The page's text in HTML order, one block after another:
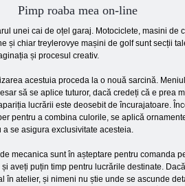
Pimp roaba mea on-line
unei cai de oțel garaj. Motociclete, masini de
și chiar treylerovye mașini de golf sunt secții
și procesul creativ.
acestuia proceda la o nouă sarcină.
să se aplice tuturor, dacă credeți că e prea
lucrării este deosebit de încurajatoare.
pentru a combina culorile, se aplică
se asigura exclusivitate acesteia.
mecanica sunt în așteptare pentru comanda
aveți puțin timp pentru lucrările destinate.
în atelier, și nimeni nu știe unde se ascunde